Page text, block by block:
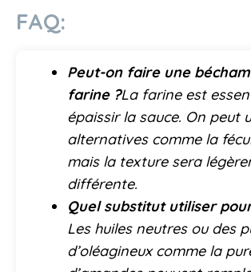
FAQ:
Peut-on faire une
farine ?La farine est
épaissir la sauce. On peut
alternatives comme la
mais la texture sera
différente.
Quel substitut utiliser
Les huiles neutres ou des
d’oléagineux comme la